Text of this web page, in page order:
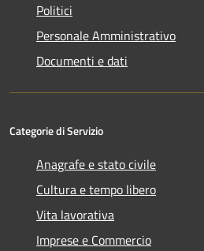
Politici
Personale Amministrativo
Documenti e dati
Categorie di Servizio
Anagrafe e stato civile
Cultura e tempo libero
Vita lavorativa
Imprese e Commercio